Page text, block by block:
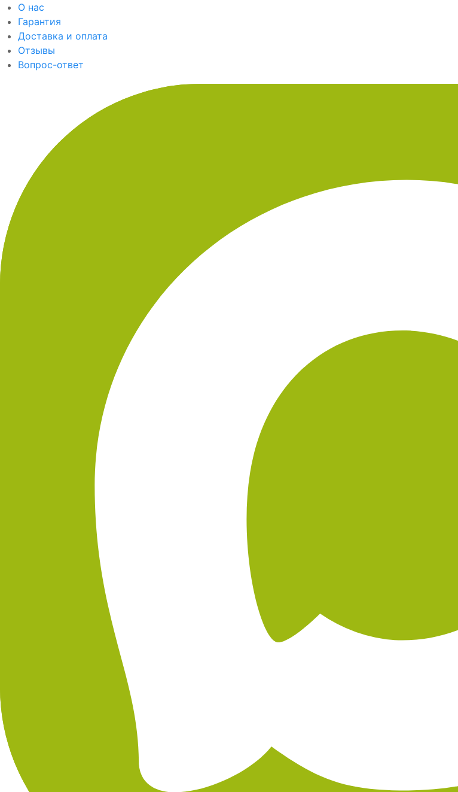
О нас
Гарантия
Доставка и оплата
Отзывы
Вопрос-ответ